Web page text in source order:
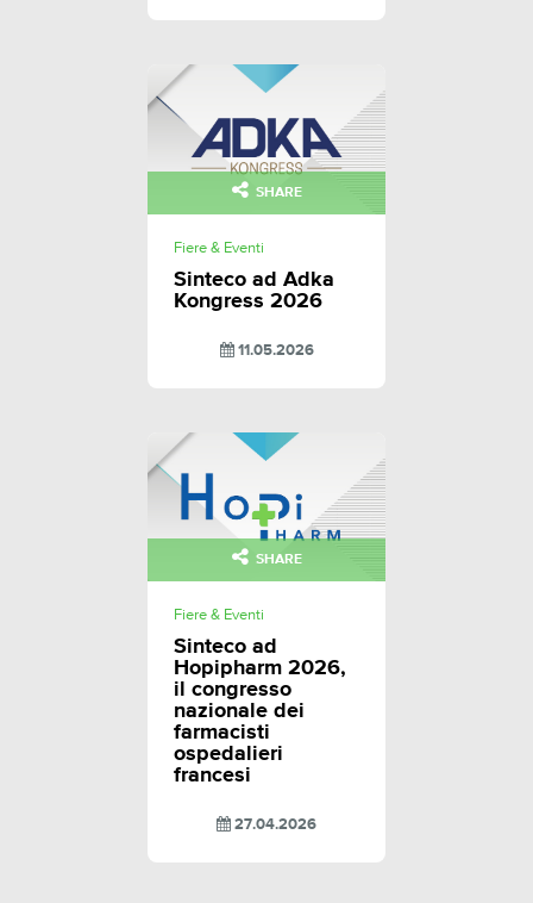
SHARE
Fiere & Eventi
Sinteco ad Adka
Kongress 2026
11.05.2026
SHARE
Fiere & Eventi
Sinteco ad
Hopipharm 2026,
il congresso
nazionale dei
farmacisti
ospedalieri
francesi
27.04.2026